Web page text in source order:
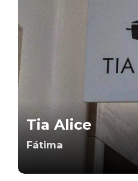
Tia Alice
Fátima